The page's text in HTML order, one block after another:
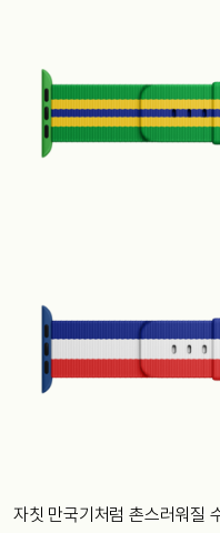
자칫 만국기처럼 촌스러워질